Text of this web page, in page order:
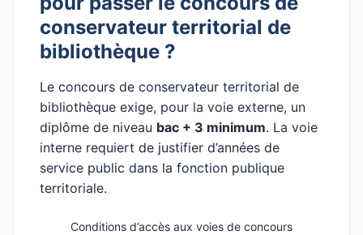
conservateur territorial de
bibliothèque ?
Le concours de conservateur territorial de
bibliothèque exige, pour la voie externe, un
diplôme de niveau bac + 3 minimum. La voie
interne requiert de justifier d’années de
service public dans la fonction publique
territoriale.
Conditions d’accès aux voies de concours